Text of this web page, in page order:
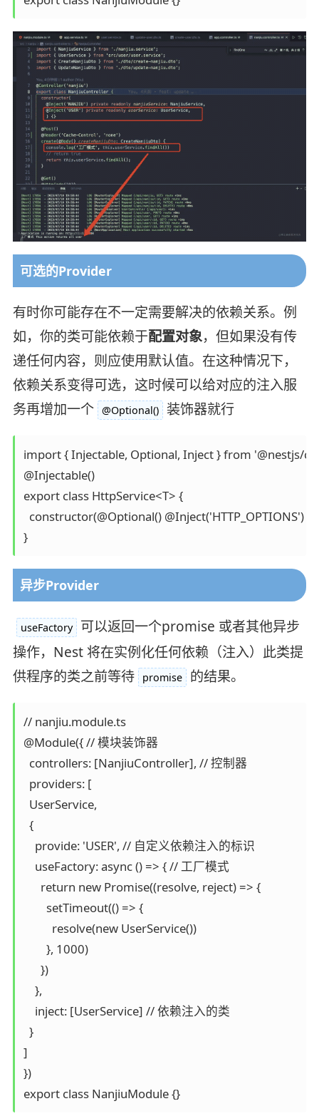
可选的Provider
有时你可能存在不一定需要解决的依赖关系。例
如，你的类可能依赖于配置对象，但如果没有传
递任何内容，则应使用默认值。在这种情况下，
依赖关系变得可选，这时候可以给对应的注入服
务再增加一个 @Optional() 装饰器就行
import { Injectable, Optional, Inject } from '@nestjs/
@Injectable()
export class HttpService<T> {
constructor(@Optional() @Inject('HTTP_OPTIONS')
}
异步Provider
useFactory
可以返回一个promise 或者其他异步
操作，Nest 将在实例化任何依赖（注入）此类提
供程序的类之前等待
promise 的结果。
// nanjiu.module.ts
@Module({ // 模块装饰器
  controllers: [NanjiuController], // 控制器
  providers: [
  UserService,
  {
    provide: 'USER', // 自定义依赖注入的标识
    useFactory: async () => { // 工厂模式
      return new Promise((resolve, reject) => {
        setTimeout(() => {
          resolve(new UserService())
        }, 1000)
      })
    },
    inject: [UserService] // 依赖注入的类
  }
]
})
export class NanjiuModule {}